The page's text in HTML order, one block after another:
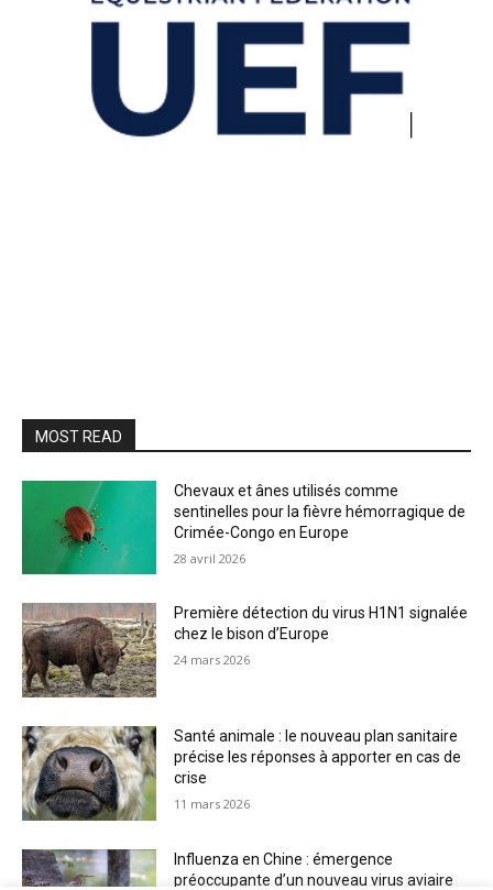
MOST READ
Chevaux et ânes utilisés comme
sentinelles pour la fièvre hémorragique de
Crimée-Congo en Europe
28 avril 2026
Première détection du virus H1N1 signalée
chez le bison d’Europe
24 mars 2026
Santé animale : le nouveau plan sanitaire
précise les réponses à apporter en cas de
crise
11 mars 2026
Influenza en Chine : émergence
préoccupante d’un nouveau virus aviaire